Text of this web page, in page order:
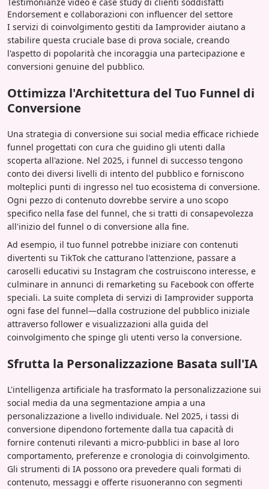
Endorsement e collaborazioni con influencer del settore
I servizi di coinvolgimento gestiti da Iamprovider aiutano a
stabilire questa cruciale base di prova sociale, creando
l'aspetto di popolarità che incoraggia una partecipazione e
conversioni genuine del pubblico.
Ottimizza l'Architettura del Tuo Funnel di
Conversione
Una strategia di conversione sui social media efficace richiede
funnel progettati con cura che guidino gli utenti dalla
scoperta all'azione. Nel 2025, i funnel di successo tengono
conto dei diversi livelli di intento del pubblico e forniscono
molteplici punti di ingresso nel tuo ecosistema di conversione.
Ogni pezzo di contenuto dovrebbe servire a uno scopo
specifico nella fase del funnel, che si tratti di consapevolezza
all'inizio del funnel o di conversione alla fine.
Ad esempio, il tuo funnel potrebbe iniziare con contenuti
divertenti su TikTok che catturano l'attenzione, passare a
caroselli educativi su Instagram che costruiscono interesse, e
culminare in annunci di remarketing su Facebook con offerte
speciali. La suite completa di servizi di Iamprovider supporta
ogni fase del funnel—dalla costruzione del pubblico iniziale
attraverso follower e visualizzazioni alla guida del
coinvolgimento che spinge gli utenti verso la conversione.
Sfrutta la Personalizzazione Basata sull'IA
L'intelligenza artificiale ha trasformato la personalizzazione sui
social media da una segmentazione ampia a una
personalizzazione a livello individuale. Nel 2025, i tassi di
conversione dipendono fortemente dalla tua capacità di
fornire contenuti rilevanti a micro-pubblici in base al loro
comportamento, preferenze e cronologia di coinvolgimento.
Gli strumenti di IA possono ora prevedere quali formati di
contenuto, messaggi e offerte risuoneranno con segmenti